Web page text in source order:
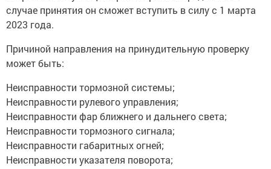
случае принятия он сможет вступить в силу с 1 марта
2023 года.
Причиной направления на принудительную проверку
может быть:
Неисправности тормозной системы;
Неисправности рулевого управления;
Неисправности фар ближнего и дальнего света;
Неисправности тормозного сигнала;
Неисправности габаритных огней;
Неисправности указателя поворота;